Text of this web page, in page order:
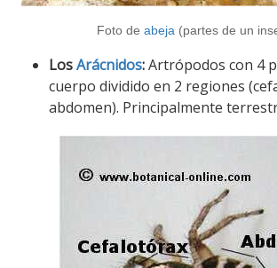
Foto de abeja (partes de un
LosArácnidos:Artrópodos con 4
cuerpo dividido en 2 regiones
abdomen). Principalmente